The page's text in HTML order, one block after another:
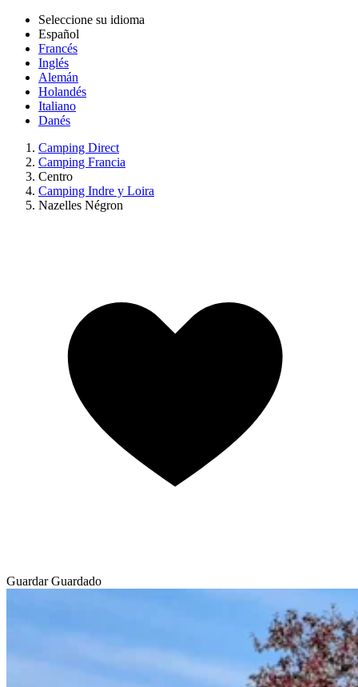
Seleccione su idioma
Español
Francés
Inglés
Alemán
Holandés
Italiano
Danés
Camping Direct
Camping Francia
Centro
Camping Indre y Loira
Nazelles Négron
GuardarGuardado